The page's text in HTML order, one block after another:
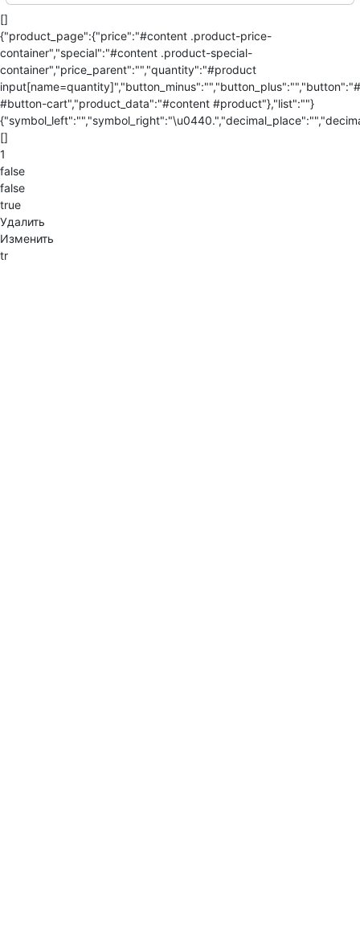
[]
{"product_page":{"price":"#content .product-price-
container","special":"#content .product-special-
container","price_parent":"","quantity":"#product
#button-cart","product_data":"#content #product"},"list":""}
[]
1
false
false
true
Удалить
Изменить
tr